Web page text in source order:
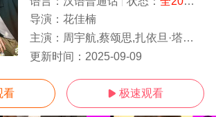
导演： 花佳楠
主演： 周宇航,蔡颂思,扎依旦·塔依尔,仇梓屹,仇永力
更新时间： 2025-09-09
看  极速观看